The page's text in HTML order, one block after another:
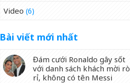
Video (6)
Bài viết mới nhất
Đám cưới Ronaldo gây sốt
với danh sách khách mời rò
rỉ, không có tên Messi